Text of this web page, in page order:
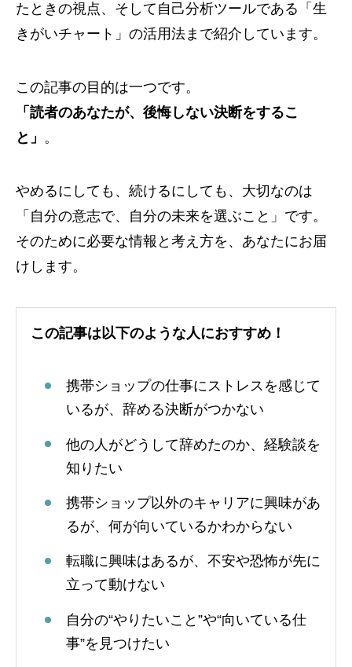
たときの視点、そして自己分析ツールである「生
きがいチャート」の活用法まで紹介しています。
この記事の目的は一つです。
「読者のあなたが、後悔しない決断をするこ
と」 。
やめるにしても、続けるにしても、大切なのは
「自分の意志で、自分の未来を選ぶこと」です。
そのために必要な情報と考え方を、あなたにお届
けします。
この記事は以下のような人におすすめ！
携帯ショップの仕事にストレスを感じて
いるが、辞める決断がつかない
他の人がどうして辞めたのか、経験談を
知りたい
携帯ショップ以外のキャリアに興味があ
るが、何が向いているかわからない
転職に興味はあるが、不安や恐怖が先に
立って動けない
自分の“やりたいこと”や“向いている仕
事”を見つけたい